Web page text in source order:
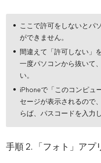
ここで許可をしないとパ
ができません。
間違えて「許可しない」
一度パソコンから抜いて
い。
iPhoneで「このコンピュ
セージが表示されるので
らば、パスコードを入力
手順 2. 「フォト」アプ